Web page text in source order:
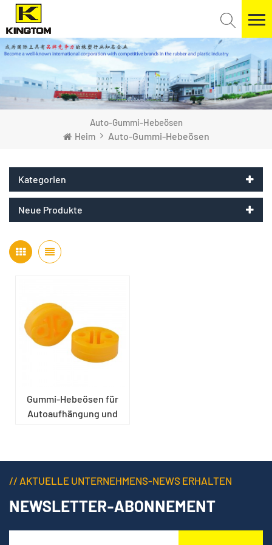
Auto-Gummi-Hebeösen
Heim
Auto-Gummi-Hebeösen
Kategorien
Neue Produkte
Gummi-Hebeösen für
Autoaufhängung und
// AKTUELLE UNTERNEHMENS-NEWS ERHALTEN
NEWSLETTER-ABONNEMENT